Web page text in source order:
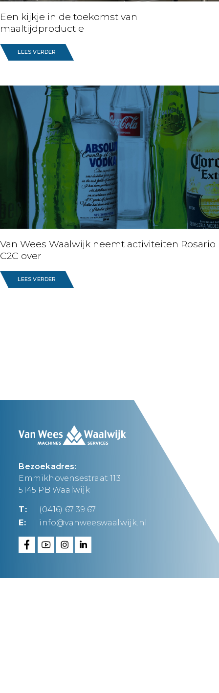
Een kijkje in de toekomst van
maaltijdproductie
LEES VERDER
Van Wees Waalwijk neemt activiteiten Rosario
C2C over
LEES VERDER
Bezoekadres:
Emmikhovensestraat 113
5145 PB Waalwijk
T:
(0416) 67 39 67
E:
info@vanweeswaalwijk.nl